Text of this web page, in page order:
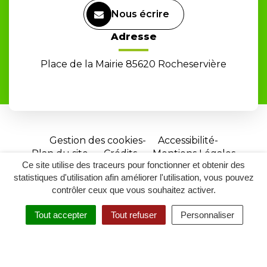
Ce site utilise des traceurs pour fonctionner et obtenir des
statistiques d'utilisation afin améliorer l'utilisation, vous pouvez
contrôler ceux que vous souhaitez activer.
Tout accepter Tout refuser Personnaliser
RECHERCHER
ACCESSIBILITÉ
Nous écrire
Adresse
Place de la Mairie 85620 Rocheservière
Gestion des cookies
Accessibilité
Plan du site
Crédits
Mentions Légales
Site
réalisé
par
Inovagora